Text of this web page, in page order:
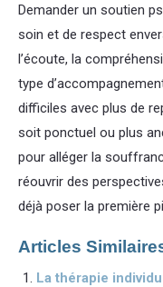
Demander un soutien
soin et de respect
l’écoute, la
type
difficiles avec plus de
soit ponctuel ou plus
pour alléger la
réouvrir des
déjà poser la première
Articles
La thérapie